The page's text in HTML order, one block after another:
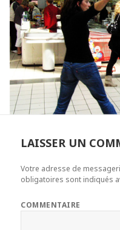
LAISSER UN
Votre adresse de
obligatoires sont indiqués
COMMENTAIRE